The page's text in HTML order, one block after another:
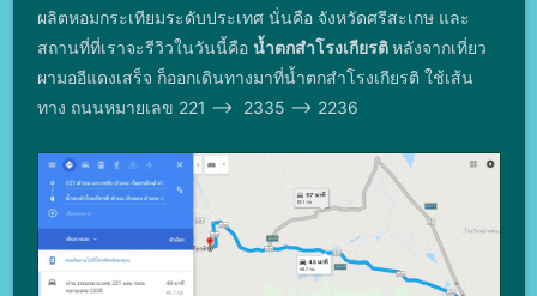
ผลิตหอมกระเทียมระดับประเทศ นั่นคือ จังหวัดศรีสะเกษ และ
สถานที่ที่เราจะรีวิวในวันนี้คือ น้ำตกสําโรงเกียรติหลังจากเที่ยว
ผามออีแดงเสร็จ ก็ออกเดินทางมาที่น้ำตกสําโรงเกียรติ ใช้เส้น
ทาง ถนนหมายเลข 221 --> 2335 --> 2236